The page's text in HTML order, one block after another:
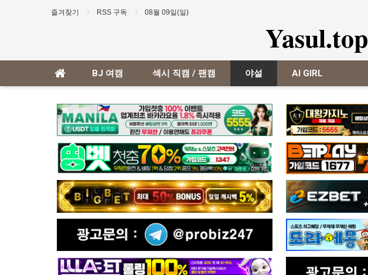
즐겨찾기 RSS 구독 08월 09일(일)
Yasul.top
BJ 여캠 섹시 직캠 / 팬캠 야설 AI GIRL